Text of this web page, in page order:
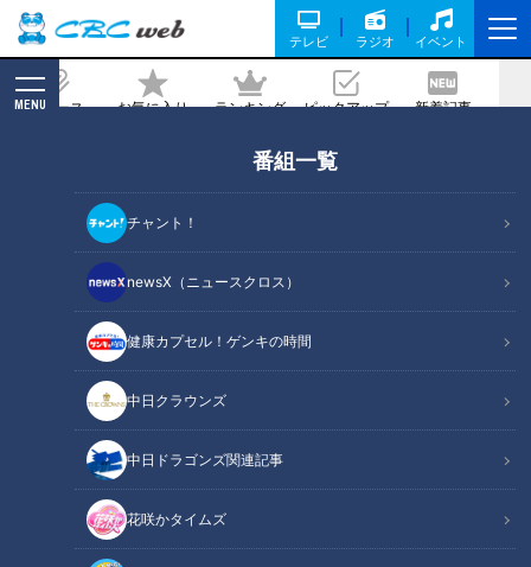
テレビ ラジオ イベント
ニュース お気に入り ランキング ピックアップ 新着記事
MENU
番組一覧
チャント！
newsX（ニュースクロス）
健康カプセル！ゲンキの時間
中日クラウンズ
中日ドラゴンズ関連記事
花咲かタイムズ
ん、魅力たっぷり日本での「はじめて物
語」
記事に戻る